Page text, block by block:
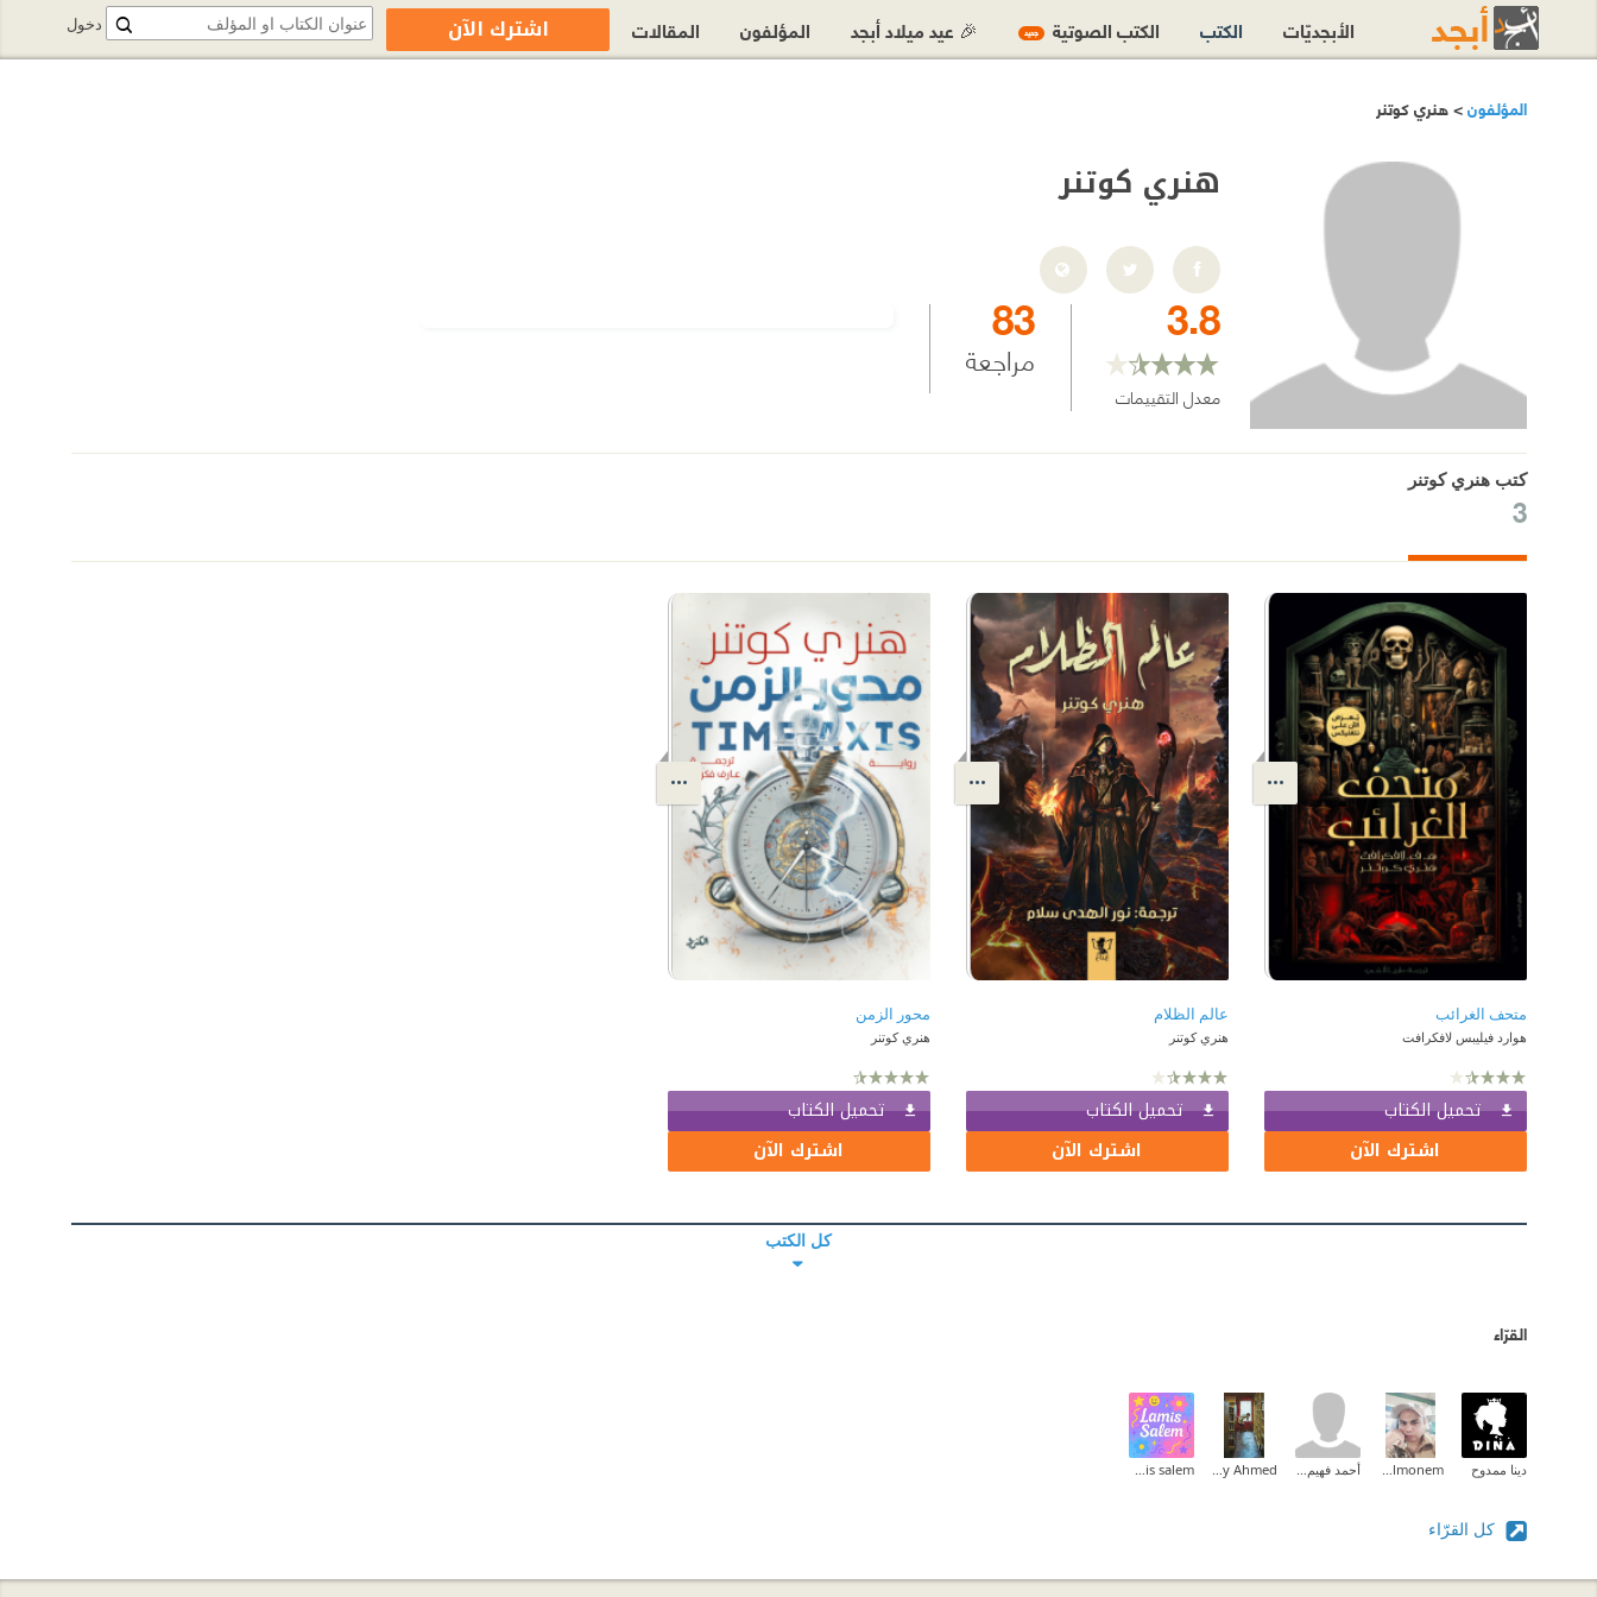
المؤلفون> هنري كوتنر
هنري كوتنر
3.8
معدل التقييمات
83
مراجعة
كتب هنري كوتنر
3
متحف الغرائب
هوارد فيليبس لافكرافت
تحميل الكتاب
اشترك الآن
عالم الظلام
هنري كوتنر
تحميل الكتاب
اشترك الآن
محور الزمن
هنري كوتنر
تحميل الكتاب
اشترك الآن
كل الكتب
القرّاء
دينا ممدوح
كل القرّاء
دخول الأبجديّات الكتب الكتب الصوتية جديد 🎉 عيد ميلاد أبجد المؤلفون المقالات اشترك الآن